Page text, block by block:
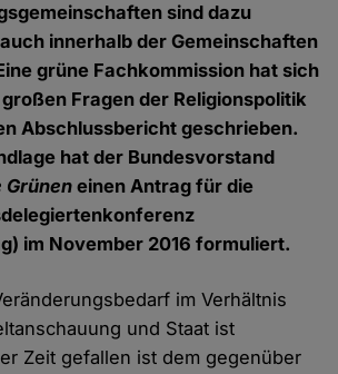
sind dazu
innerhalb der Gemeinschaften
grüne Fachkommission hat sich
Fragen der Religionspolitik
Abschlussbericht geschrieben.
hat der Bundesvorstand
Grünen einen Antrag für die
im November 2016 formuliert.
im Verhältnis
und Staat ist
Zeit gefallen ist dem gegenüber